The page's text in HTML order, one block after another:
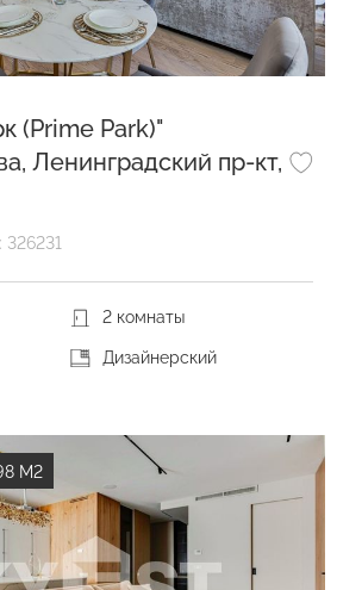
(Prime Park)"
Ленинградский пр-кт,
326231
2 комнаты
Дизайнерский
М2